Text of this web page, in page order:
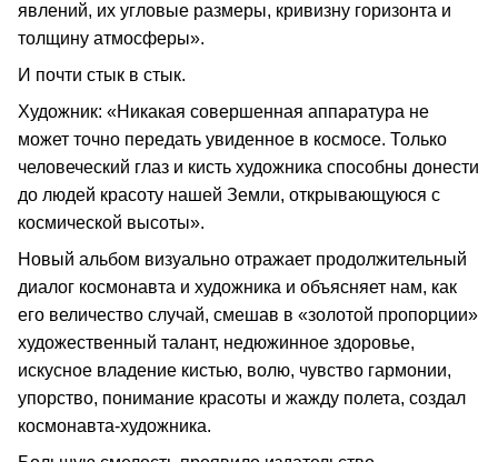
явлений, их угловые размеры, кривизну горизонта и
толщину атмосферы».
И почти стык в стык.
Художник: «Никакая совершенная аппаратура не
может точно передать увиденное в космосе. Только
человеческий глаз и кисть художника способны донести
до людей красоту нашей Земли, открывающуюся с
космической высоты».
Новый альбом визуально отражает продолжительный
диалог космонавта и художника и объясняет нам, как
его величество случай, смешав в «золотой пропорции»
художественный талант, недюжинное здоровье,
искусное владение кистью, волю, чувство гармонии,
упорство, понимание красоты и жажду полета, создал
космонавта-художника.